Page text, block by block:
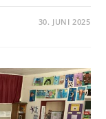
30. JUNI 2025